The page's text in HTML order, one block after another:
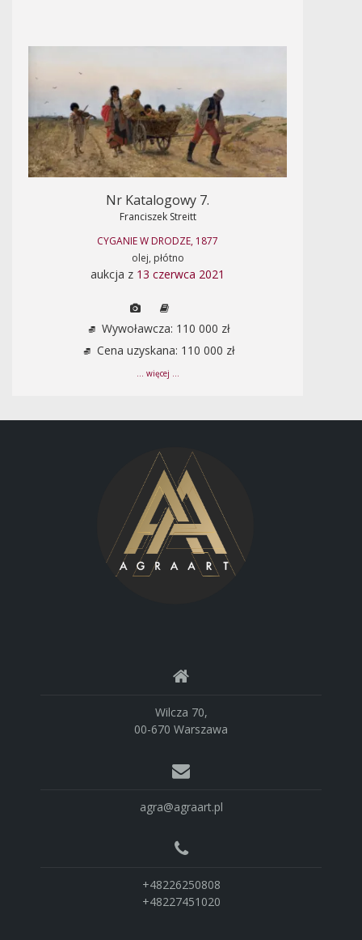
Nr Katalogowy 7.
Franciszek Streitt
CYGANIE W DRODZE, 1877
olej, płótno
aukcja z 13 czerwca 2021
Wywoławcza: 110 000 zł
Cena uzyskana: 110 000 zł
... więcej ...
Wilcza 70,
00-670 Warszawa
agra@agraart.pl
+48226250808
+48227451020